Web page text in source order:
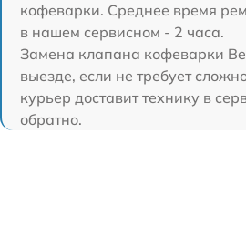
кофеварки. Среднее время
в нашем сервисном - 2 часа.
Замена клапана кофеварки
выезде, если не требует
курьер доставит технику в
обратно.